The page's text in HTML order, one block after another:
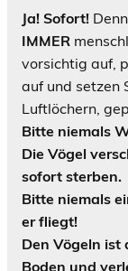
Ja! Sofort!
IMMER
vorsichtig auf,
auf und setzen
Luftlöchern,
Bitte niemals
Die Vögel
sofort sterben.
Bitte niemals
er fliegt!
Den Vögeln
Boden und